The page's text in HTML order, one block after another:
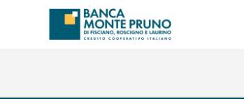
Salta al contenuto principale